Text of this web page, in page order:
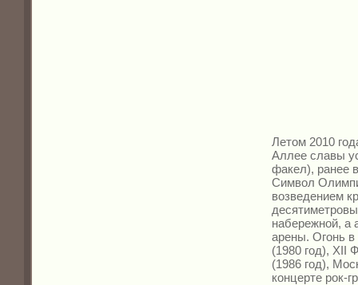
Летом 2010
Аллее славы
факел), ранее
Символ
возведением
набережной, а
арены. Огонь в
(1980 год), XII
(1986 год),
концерте рок-